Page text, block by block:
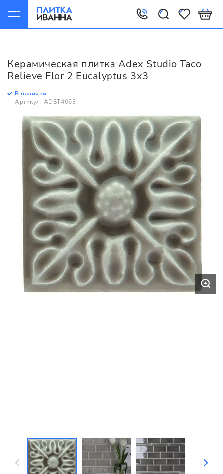
Керамическая плитка Adex Studio Taco
Relieve Flor 2 Eucalyptus 3x3
В наличии
Артикул: ADST4063